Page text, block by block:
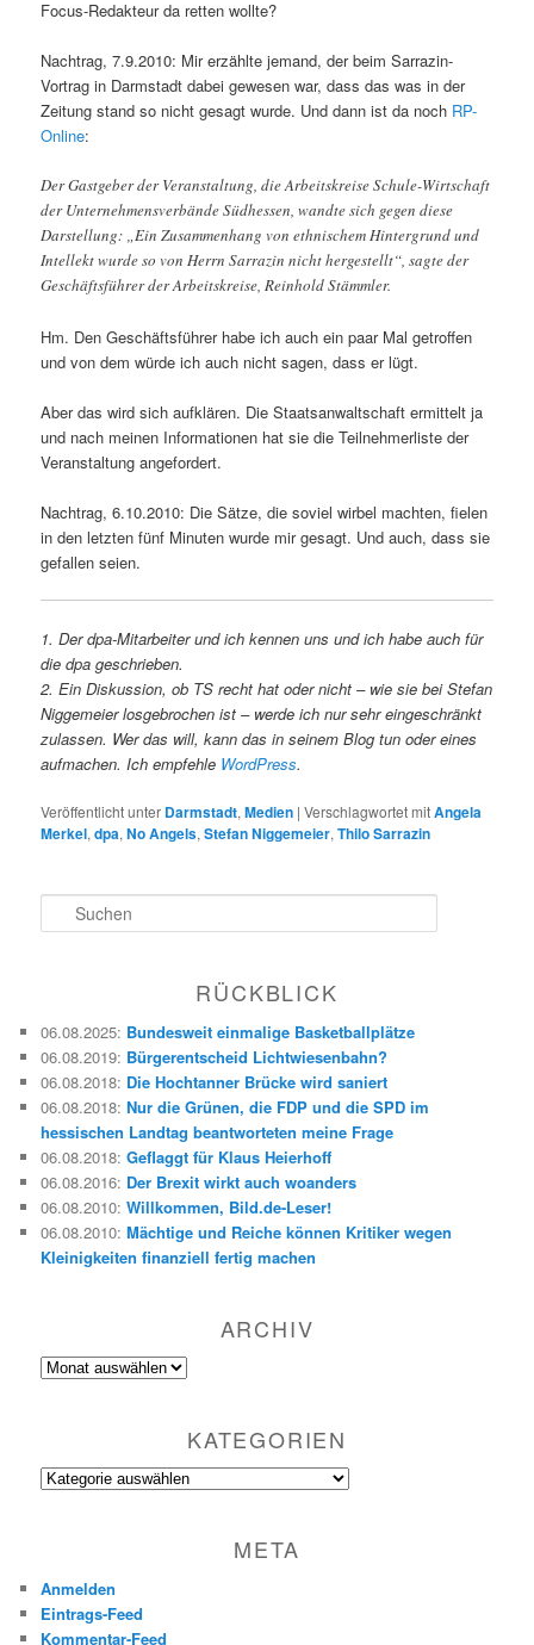
Focus-Redakteur da retten wollte?
Nachtrag, 7.9.2010: Mir erzählte jemand, der beim Sarrazin-
Vortrag in Darmstadt dabei gewesen war, dass das was in der
Zeitung stand so nicht gesagt wurde. Und dann ist da noch RP-
Online:
Der Gastgeber der Veranstaltung, die Arbeitskreise Schule-Wirtschaft
der Unternehmensverbände Südhessen, wandte sich gegen diese
Darstellung: „Ein Zusammenhang von ethnischem Hintergrund und
Intellekt wurde so von Herrn Sarrazin nicht hergestellt“, sagte der
Geschäftsführer der Arbeitskreise, Reinhold Stämmler.
Hm. Den Geschäftsführer habe ich auch ein paar Mal getroffen
und von dem würde ich auch nicht sagen, dass er lügt.
Aber das wird sich aufklären. Die Staatsanwaltschaft ermittelt ja
und nach meinen Informationen hat sie die Teilnehmerliste der
Veranstaltung angefordert.
Nachtrag, 6.10.2010: Die Sätze, die soviel wirbel machten, fielen
in den letzten fünf Minuten wurde mir gesagt. Und auch, dass sie
gefallen seien.
1. Der dpa-Mitarbeiter und ich kennen uns und ich habe auch für
die dpa geschrieben.
2. Ein Diskussion, ob TS recht hat oder nicht – wie sie bei Stefan
Niggemeier losgebrochen ist – werde ich nur sehr eingeschränkt
zulassen. Wer das will, kann das in seinem Blog tun oder eines
aufmachen. Ich empfehle WordPress.
Veröffentlicht unter Darmstadt,Medien |Verschlagwortet mitAngela
Merkel,dpa,No Angels,Stefan Niggemeier,Thilo Sarrazin
u
RÜCKBLICK
06.08.2025: Bundesweit einmalige Basketballplätze
06.08.2019: Bürgerentscheid Lichtwiesenbahn?
06.08.2018: Die Hochtanner Brücke wird saniert
06.08.2018:Nur die Grünen, die FDP und die SPD im
hessischen Landtag beantworteten meine Frage
06.08.2018:Geflaggt für Klaus Heierhoff
06.08.2016: Der Brexit wirkt auch woanders
06.08.2010:Willkommen, Bild.de-Leser!
06.08.2010:Mächtige und Reiche können Kritiker wegen
Kleinigkeiten finanziell fertig machen
ARCHIV
Archiv
KATEGORIEN
Kategorien
META
Anmelden
Eintrags-Feed
Kommentar-Feed